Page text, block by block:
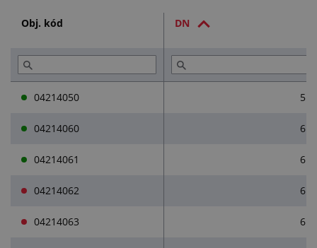
Obj. kód DN
04214050 5
04214060 6
04214061 6
04214062 6
04214063 6